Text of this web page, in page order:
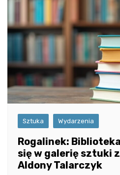
Sztuka Wydarzenia
Rogalinek:
się w galerię sztuki
Aldony Talarczyk